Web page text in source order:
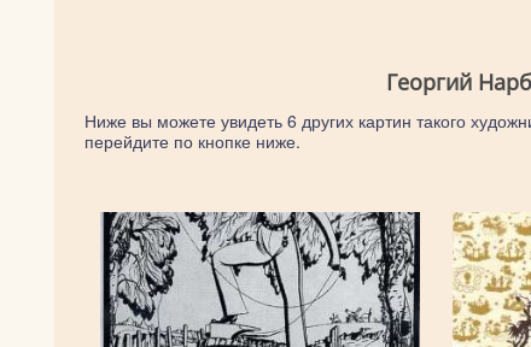
Георгий
Ниже вы можете увидеть 6 других картин такого
перейдите по кнопке ниже.